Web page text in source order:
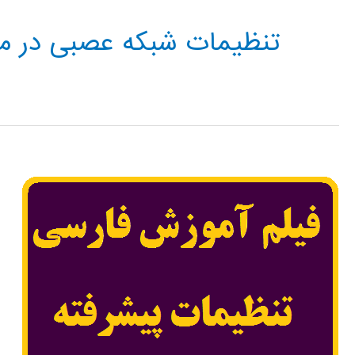
تنظیمات شبکه عصبی در